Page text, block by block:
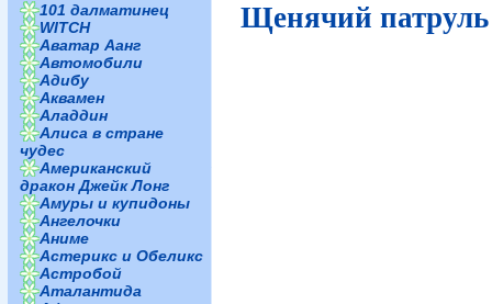
101 далматинец
WITCH
Аватар Аанг
Автомобили
Адибу
Аквамен
Аладдин
Алиса в стране
чудес
Американский
дракон Джейк Лонг
Амуры и купидоны
Ангелочки
Аниме
Астерикс и Обеликс
Астробой
Аталантида
Щенячий